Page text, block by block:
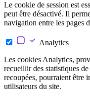
Le cookie de session est
peut être désactivé. Il
navigation entre les pages
Analytics
Les cookies Analytics,
recueillir des statistiques
recoupées, pourraient être
utilisateurs du site.